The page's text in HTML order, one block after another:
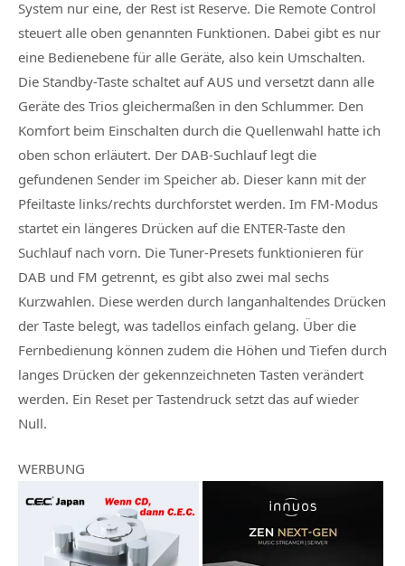
System nur eine, der Rest ist Reserve. Die Remote Control
steuert alle oben genannten Funktionen. Dabei gibt es nur
eine Bedienebene für alle Geräte, also kein Umschalten.
Die Standby-Taste schaltet auf AUS und versetzt dann alle
Geräte des Trios gleichermaßen in den Schlummer. Den
Komfort beim Einschalten durch die Quellenwahl hatte ich
oben schon erläutert. Der DAB-Suchlauf legt die
gefundenen Sender im Speicher ab. Dieser kann mit der
Pfeiltaste links/rechts durchforstet werden. Im FM-Modus
startet ein längeres Drücken auf die ENTER-Taste den
Suchlauf nach vorn. Die Tuner-Presets funktionieren für
DAB und FM getrennt, es gibt also zwei mal sechs
Kurzwahlen. Diese werden durch langanhaltendes Drücken
der Taste belegt, was tadellos einfach gelang. Über die
Fernbedienung können zudem die Höhen und Tiefen durch
langes Drücken der gekennzeichneten Tasten verändert
werden. Ein Reset per Tastendruck setzt das auf wieder
Null.
WERBUNG